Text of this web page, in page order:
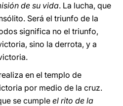
de su vida. La lucha, que
Será el triunfo de la
significa no el triunfo,
sino la derrota, y a
en el templo de
por medio de la cruz.
se cumple el rito de la